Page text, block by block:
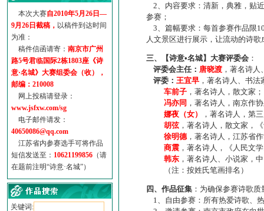
地铁完美呈现【诗意·名城...
参赛作品多达5000多首
“诗意·名城”晒诗会
特别通知--致广大诗词爱好...
本次大赛自2010年5月26日—
9月26日截稿， 以稿件到达时间
为准：
稿件信函请寄： 南京市广州
路5号君临国际2栋1803座《诗
意·名城》大赛组委会（收），
邮编：210008
网上投稿请登录：
www.jsfxw.com/sg
电子邮件请发：
40650086@qq.com
江苏省内参赛选手可将作品
短信发送至： 10621199856 （请
在题前注明“诗意·名城”）
关键词:
2、内容要求：清新，典雅，贴
参赛；
3、篇幅要求：每首参赛作品限
人文景区进行展示，让流动的诗
三、【诗意•名城】大赛评委会 ：
评委会主任： 唐晓渡 ，著名诗
评委： 王宜早 ，著名诗人、书
车前子 ，著名诗人，散文家；
冯亦同 ，著名诗人，南京作
娜夜（女）
，著名诗人，第
胡弦，著名诗人，散文家，
徐明德，著名诗人，江苏省
商震 ，著名诗人，《人民文
韩东 ，著名诗人、小说家，
（注：按姓氏笔画排名）
四、作品征集 ：为确保参赛诗歌
1、自由参赛：所有热爱诗歌、